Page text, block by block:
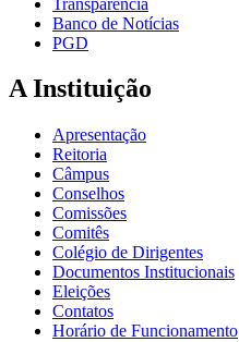
Banco de Notícias
PGD
A Instituição
Apresentação
Reitoria
Câmpus
Conselhos
Comissões
Comitês
Colégio de Dirigentes
Documentos Institucionais
Eleições
Contatos
Horário de Funcionamento